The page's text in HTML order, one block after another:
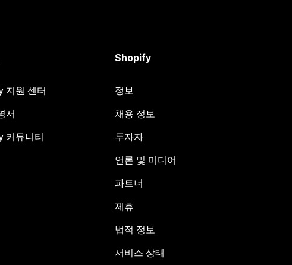
지원 센터
서
커뮤니티
Shopify
정보
채용 정보
투자자
언론 및 미디어
파트너
제휴
법적 정보
서비스 상태